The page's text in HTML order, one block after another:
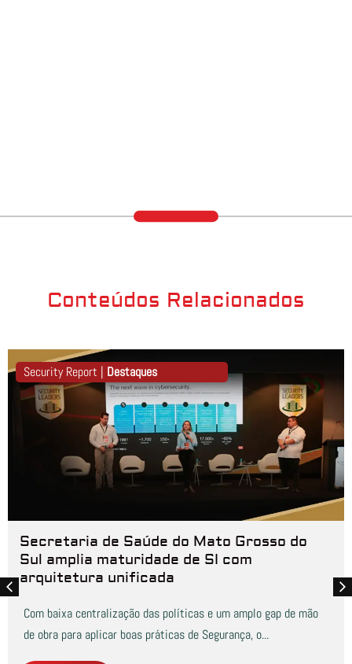
Conteúdos Relacionados
Security Report | Destaques
Secretaria de Saúde do Mato Grosso do
Sul amplia maturidade de SI com
arquitetura unificada
Com baixa centralização das políticas e um amplo gap de mão
de obra para aplicar boas práticas de Segurança, o...